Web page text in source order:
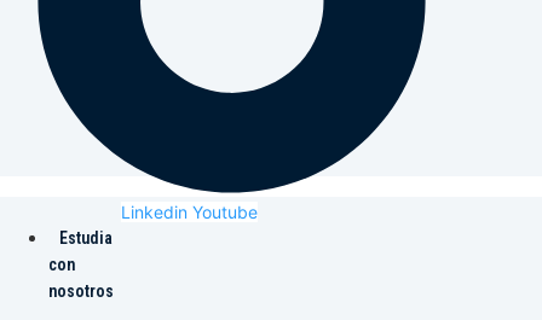
Linkedin Youtube
Estudia
con
nosotros